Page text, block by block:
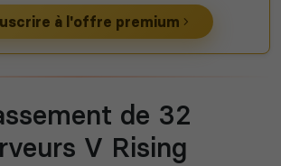
à l'offre premium
de 32
V Rising